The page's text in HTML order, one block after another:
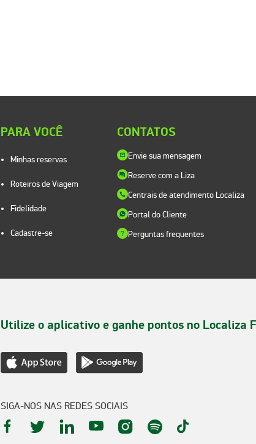
PARA VOCÊ
Minhas reservas
Roteiros de Viagem
Fidelidade
Cadastre-se
CONTATOS
Envie sua mensagem
Reserve com a Liza
Centrais de atendimento Localiza
Portal do Cliente
Perguntas frequentes
Utilize o aplicativo e ganhe pontos no Localiza
SIGA-NOS NAS REDES SOCIAIS